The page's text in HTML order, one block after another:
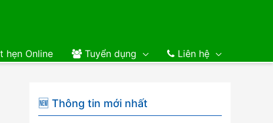
hẹn Online Tuyển dụng Liên hệ
🆕 Thông tin mới nhất